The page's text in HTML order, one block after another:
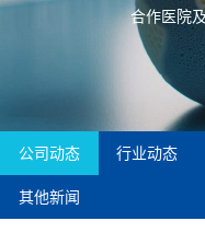
合作医院
公司动态 行业动态
其他新闻